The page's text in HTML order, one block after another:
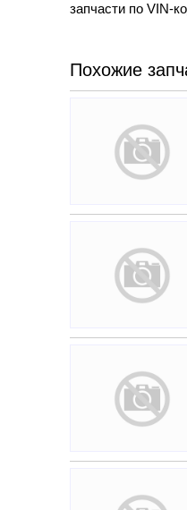
запчасти по VIN-
Похожие